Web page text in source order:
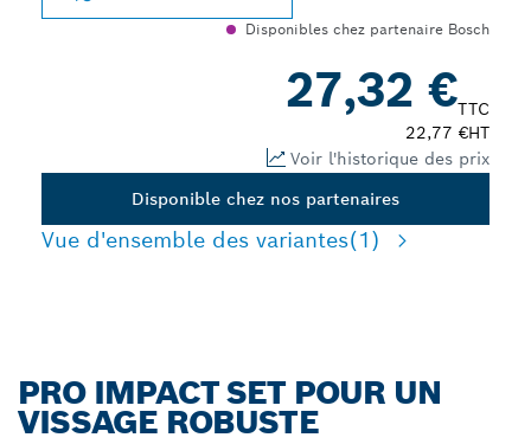
Disponibles chez partenaire Bosch
27,32 €TTC
22,77 €HT
Voir l'historique des prix
Disponible chez nos partenaires
Vue d'ensemble des variantes(1)
PRO IMPACT SET POUR UN
VISSAGE ROBUSTE